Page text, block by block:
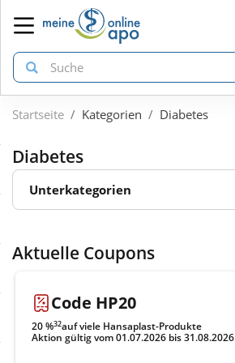
zurück
ÜBERSICHT AKTIONEN
Neuheiten
zurück
ÜBERSICHT KATEGORIEN
Diabetes
zurück
ÜBERSICHT MARKEN
Eucerin
Startseite Kategorien Diabetes
Diabetes
Unterkategorien
Aktuelle Coupons
Code HP20
20 %32auf viele Hansaplast-Produkte
Aktion gültig vom 01.07.2026 bis 31.08.2026